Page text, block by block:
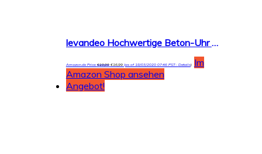
levandeo Hochwertige Beton-Uhr Wanduhr in Grau Kupfer 30cm rund Moderne Wanddeko Designer Uhr
Amazon.de Price:€19,99 €16,99(as of 18/03/2020 07:46 PST- Details)
Im
Amazon Shop ansehen
Angebot!